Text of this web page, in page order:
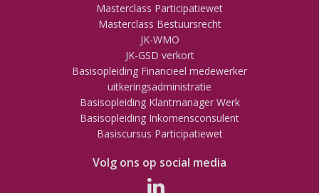
Masterclass Participatiewet
Masterclass Bestuursrecht
JK-WMO
JK-GSD verkort
Basisopleiding Financieel medewerker
uitkeringsadministratie
Basisopleiding Klantmanager Werk
Basisopleiding Inkomensconsulent
Basiscursus Participatiewet
Volg ons op social media